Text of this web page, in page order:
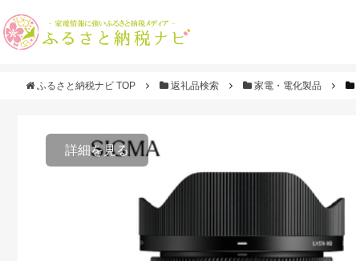
ふるさと納税ナビ TOP 返礼品検索 家電・電化製品
詳細を見る